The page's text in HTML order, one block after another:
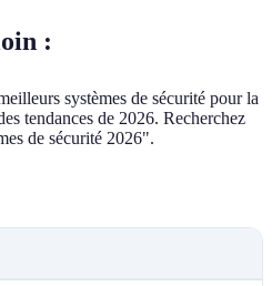
:
systèmes de sécurité pour la
tendances de 2026. Recherchez
de sécurité 2026".